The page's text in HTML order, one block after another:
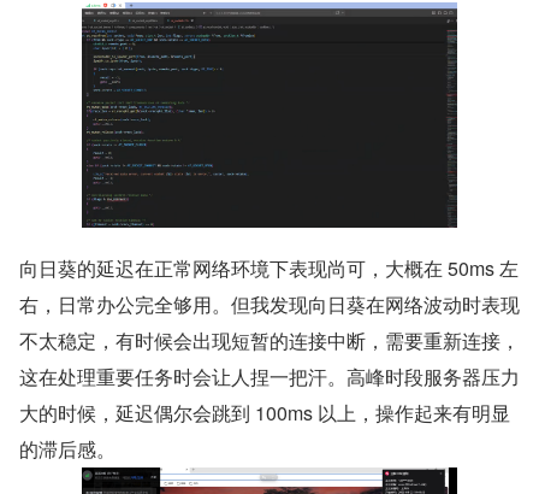
向日葵的延迟在正常网络环境下表现尚可，大概在 50ms 左
右，日常办公完全够用。但我发现向日葵在网络波动时表现
不太稳定，有时候会出现短暂的连接中断，需要重新连接，
这在处理重要任务时会让人捏一把汗。高峰时段服务器压力
大的时候，延迟偶尔会跳到 100ms 以上，操作起来有明显
的滞后感。